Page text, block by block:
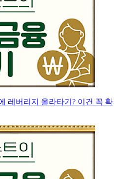
레버리지 올라타기? 이건 꼭 확